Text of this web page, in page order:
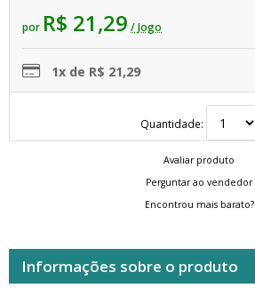
por R$ 21,29 / Jogo
1x de R$ 21,29
Quantidade:
Avaliar produto
Perguntar ao vendedor
Encontrou mais barato?
Informações sobre o produto